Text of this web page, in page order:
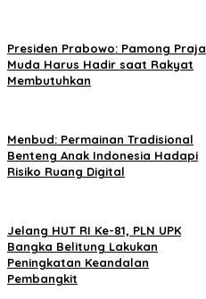
Presiden Prabowo: Pamong Praja
Muda Harus Hadir saat Rakyat
Membutuhkan
Menbud: Permainan Tradisional
Benteng Anak Indonesia Hadapi
Risiko Ruang Digital
Jelang HUT RI Ke-81, PLN UPK
Bangka Belitung Lakukan
Peningkatan Keandalan
Pembangkit